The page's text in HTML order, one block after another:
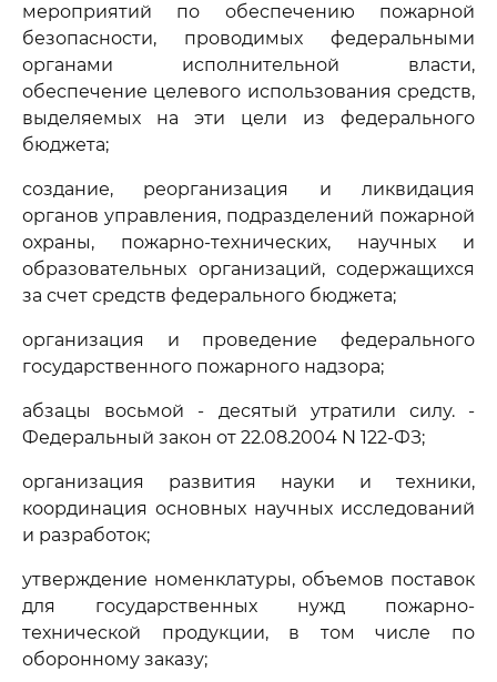
мероприятий по обеспечению пожарной
безопасности, проводимых федеральными
органами исполнительной власти,
обеспечение целевого использования средств,
выделяемых на эти цели из федерального
бюджета;
создание, реорганизация и ликвидация
органов управления, подразделений пожарной
охраны, пожарно-технических, научных и
образовательных организаций, содержащихся
за счет средств федерального бюджета;
организация и проведение федерального
государственного пожарного надзора;
абзацы восьмой - десятый утратили силу. -
Федеральный закон от 22.08.2004 N 122-ФЗ;
организация развития науки и техники,
координация основных научных исследований
и разработок;
утверждение номенклатуры, объемов поставок
для государственных нужд пожарно-
технической продукции, в том числе по
оборонному заказу;